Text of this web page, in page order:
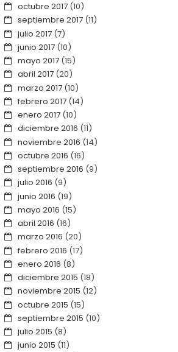
octubre 2017(10)
septiembre 2017(11)
julio 2017(7)
junio 2017(10)
mayo 2017(15)
abril 2017(20)
marzo 2017(10)
febrero 2017(14)
enero 2017(10)
diciembre 2016 (11)
noviembre 2016 (14)
octubre 2016 (16)
septiembre 2016 (9)
julio 2016 (9)
junio 2016 (19)
mayo 2016 (15)
abril 2016 (16)
marzo 2016 (20)
febrero 2016 (17)
enero 2016 (8)
diciembre 2015 (18)
noviembre 2015 (12)
octubre 2015 (15)
septiembre 2015 (10)
julio 2015 (8)
junio 2015 (11)